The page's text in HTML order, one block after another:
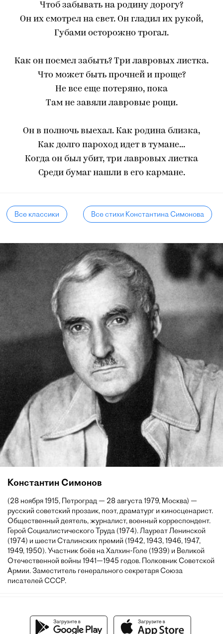
Чтоб забывать на родину дорогу?
Он их смотрел на свет. Он гладил их рукой,
Губами осторожно трогал.
Как он посмел забыть? Три лавровых листка.
Что может быть прочней и проще?
Не все еще потеряно, пока
Там не завяли лавровые рощи.
Он в полночь выехал. Как родина близка,
Как долго пароход идет в тумане...
Когда он был убит, три лавровых листка
Среди бумаг нашли в его кармане.
Все классики Все стихи Константина Симонова
Константин Симонов
(28 ноября 1915, Петроград — 28 августа 1979, Москва) —
русский советский прозаик, поэт, драматург и киносценарист.
Общественный деятель, журналист, военный корреспондент.
Герой Социалистического Труда (1974). Лауреат Ленинской
(1974) и шести Сталинских премий (1942, 1943, 1946, 1947,
1949, 1950). Участник боёв на Халхин-Голе (1939) и Великой
Отечественной войны 1941—1945 годов. Полковник Советской
Армии. Заместитель генерального секретаря Союза
писателей СССР.